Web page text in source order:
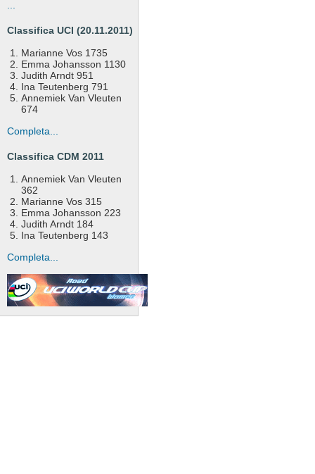
Classifica UCI (20.11.2011)
Marianne Vos 1735
Emma Johansson 1130
Judith Arndt 951
Ina Teutenberg 791
Annemiek Van Vleuten
674
Completa...
Classifica CDM 2011
Annemiek Van Vleuten
362
Marianne Vos 315
Emma Johansson 223
Judith Arndt 184
Ina Teutenberg 143
Completa...